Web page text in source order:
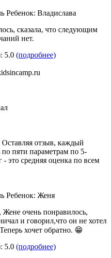
Ребенок: Владислава
сказала, что следующим
нет.
5.0 (подробнее)
Оставляя отзыв, каждый
по пяти параметрам по 5-
это средняя оценка по всем
Ребенок: Женя
очень понравилось,
и говорил,что он не хотел
хочет обратно. 😁
5.0 (подробнее)